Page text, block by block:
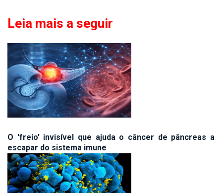
Leia mais a seguir
O 'freio' invisível que ajuda o câncer de pâncreas a
escapar do sistema imune